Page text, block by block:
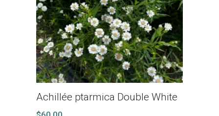
Achillée ptarmica Double White